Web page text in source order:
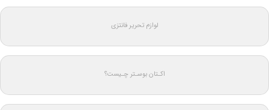
لوازم تحریر فانتزی
اکـتان بوسـتر چـیست؟